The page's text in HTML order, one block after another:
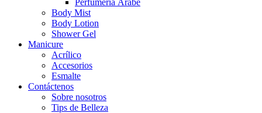
Perfumería Árabe
Body Mist
Body Lotion
Shower Gel
Manicure
Acrílico
Accesorios
Esmalte
Contáctenos
Sobre nosotros
Tips de Belleza